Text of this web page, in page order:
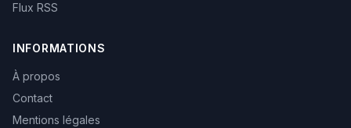
Flux RSS
INFORMATIONS
À propos
Contact
Mentions légales